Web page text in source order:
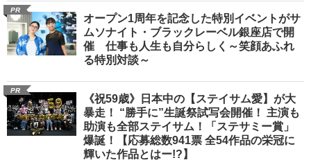
PR
オープン1周年を記念した特別イベントがサ
ムソナイト・ブラックレーベル銀座店で開
催 仕事も人生も自分らしく～笑顔あふれ
る特別対談～
PR
《祝59歳》日本中の【ステイサム愛】が大
暴走！ “勝手に”生誕祭試写会開催！ 主演も
助演も全部ステイサム！「ステサミー賞」
爆誕！【応募総数941票 全54作品の栄冠に
輝いた作品とはー!?】